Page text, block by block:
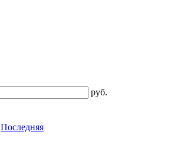
руб.
Последняя